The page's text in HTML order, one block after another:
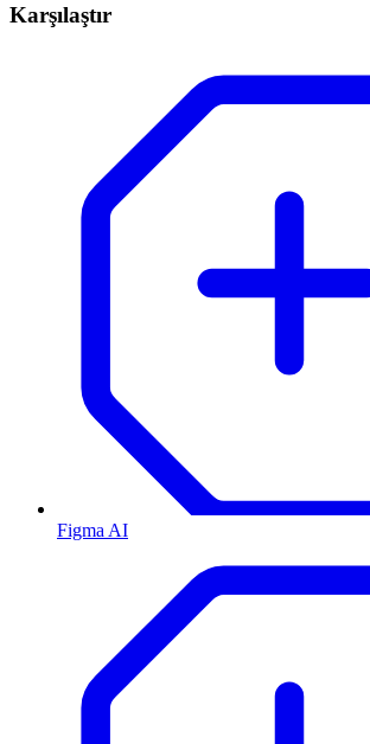
Karşılaştır
Figma AI